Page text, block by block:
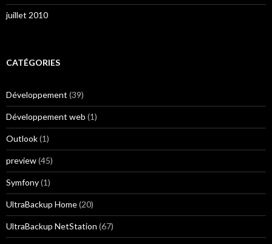
juillet 2010
CATÉGORIES
Développement (39)
Développement web (1)
Outlook(1)
preview(45)
Symfony(1)
UltraBackup Home(20)
UltraBackup NetStation (67)